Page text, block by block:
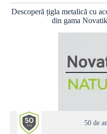
Descoperă țigla metalică cu
din gama
50 de